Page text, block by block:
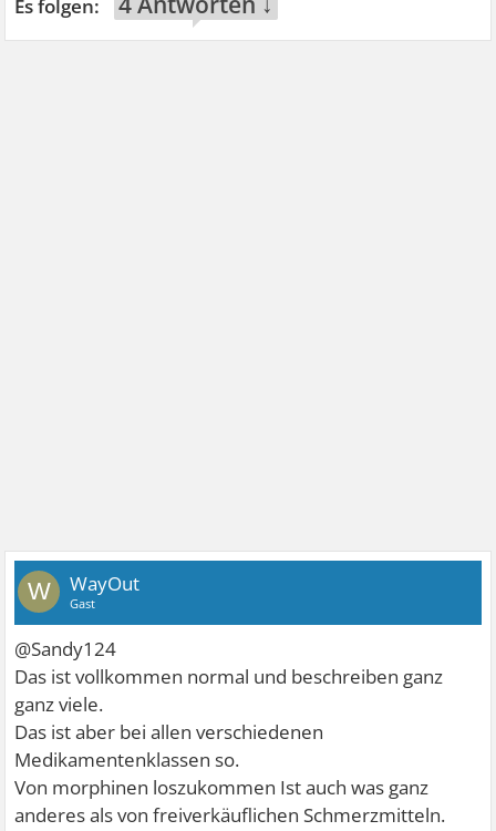
W WayOut
Gast
@Sandy124
Das ist vollkommen normal und beschreiben ganz
ganz viele.
Das ist aber bei allen verschiedenen
Medikamentenklassen so.
Von morphinen loszukommen Ist auch was ganz
anderes als von freiverkäuflichen Schmerzmitteln.